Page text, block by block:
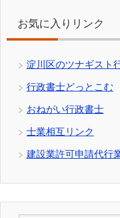
お気に入りリンク
淀川区のツナギスト
行政書士どっとこむ
おねがい行政書士
士業相互リンク
建設業許可申請代行